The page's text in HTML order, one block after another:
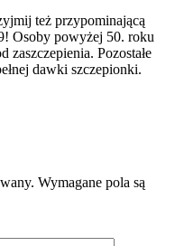
też przypominającą
Osoby powyżej 50. roku
zaszczepienia. Pozostałe
dawki szczepionki.
Wymagane pola są